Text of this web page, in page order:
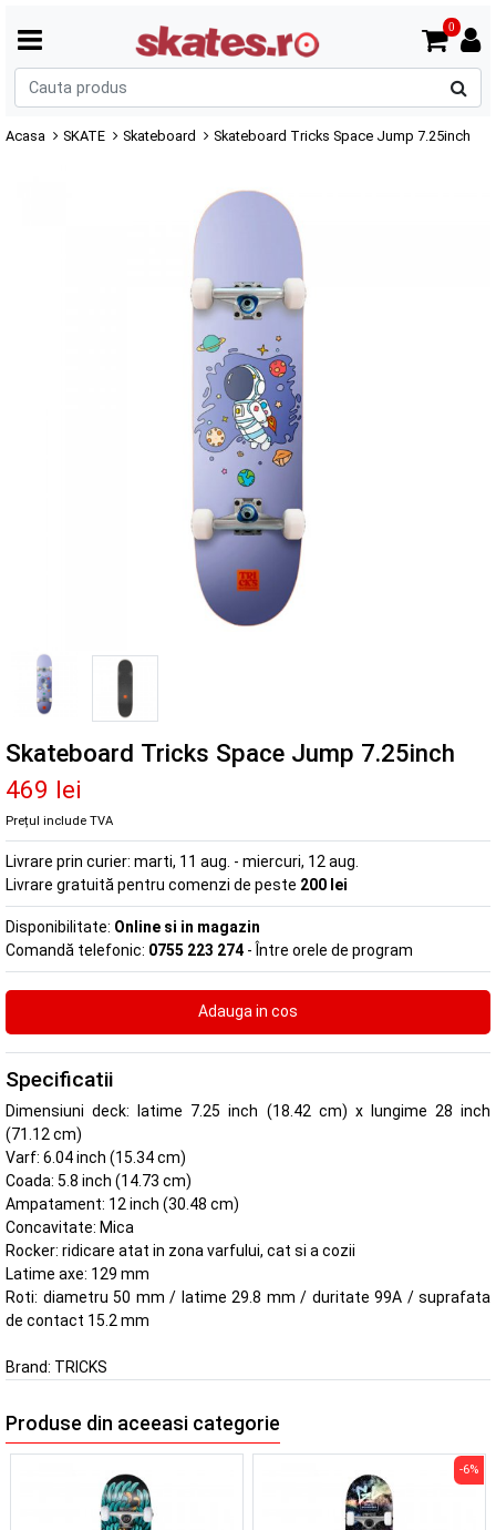
0
Acasa SKATE Skateboard Skateboard Tricks Space Jump 7.25inch
Skateboard Tricks Space Jump 7.25inch
469 lei
Prețul include TVA
Livrare prin curier: marti, 11 aug. - miercuri, 12 aug.
Livrare gratuită pentru comenzi de peste 200 lei
Disponibilitate: Online si in magazin
Comandă telefonic: 0755 223 274 - Între orele de program
Specificatii
Dimensiuni deck: latime 7.25 inch (18.42 cm) x lungime 28 inch
(71.12 cm)
Varf: 6.04 inch (15.34 cm)
Coada: 5.8 inch (14.73 cm)
Ampatament: 12 inch (30.48 cm)
Concavitate: Mica
Rocker: ridicare atat in zona varfului, cat si a cozii
Latime axe: 129 mm
Roti: diametru 50 mm / latime 29.8 mm / duritate 99A / suprafata
de contact 15.2 mm
Brand: TRICKS
Produse din aceeasi categorie
-6%